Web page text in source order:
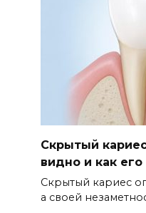
Скрытый
видно и как
Скрытый кариес
а своей